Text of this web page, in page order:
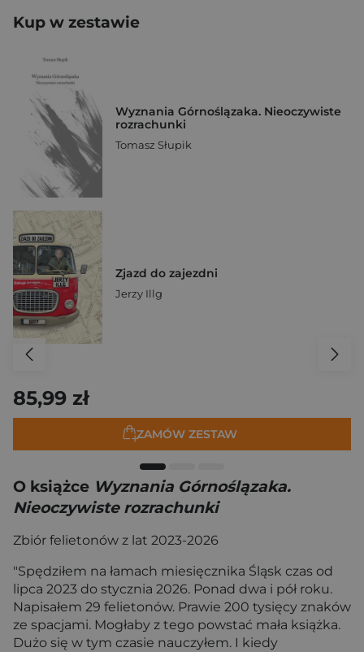
Kup w zestawie
Wyznania Górnoślązaka. Nieoczywiste
rozrachunki
Tomasz Słupik
Zjazd do zajezdni
Jerzy Illg
85,99 zł
ZAMÓW ZESTAW
O książce Wyznania Górnoślązaka.
Nieoczywiste rozrachunki
Zbiór felietonów z lat 2023-2026
"Spędziłem na łamach miesięcznika Śląsk czas od
lipca 2023 do stycznia 2026. Ponad dwa i pół roku.
Napisałem 29 felietonów. Prawie 200 tysięcy znaków
ze spacjami. Mogłaby z tego powstać mała książka.
Dużo się w tym czasie nauczyłem. I kiedy